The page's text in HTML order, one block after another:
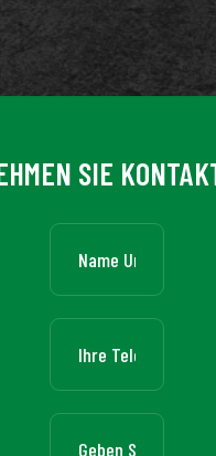
SIE